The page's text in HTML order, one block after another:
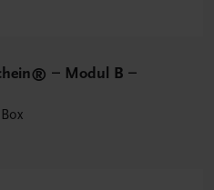
– Modul B –